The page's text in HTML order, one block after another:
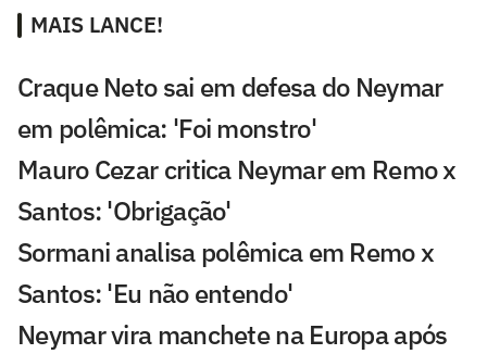
MAIS LANCE!
Craque Neto sai em defesa do Neymar
em polêmica: 'Foi monstro'
Mauro Cezar critica Neymar em Remo x
Santos: 'Obrigação'
Sormani analisa polêmica em Remo x
Santos: 'Eu não entendo'
Neymar vira manchete na Europa após